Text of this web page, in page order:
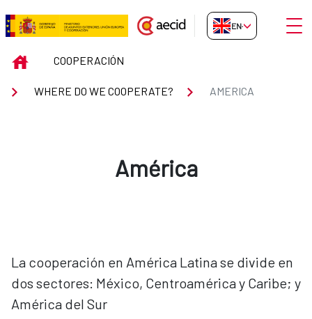
Skip to Main Content
AMERICA
EN-GB
INICIOCOOPERACIÓN
WHERE DO WE COOPERATE? AMERICA
América
La cooperación en América Latina se divide en
dos sectores: México, Centroamérica y Caribe; y
América del Sur